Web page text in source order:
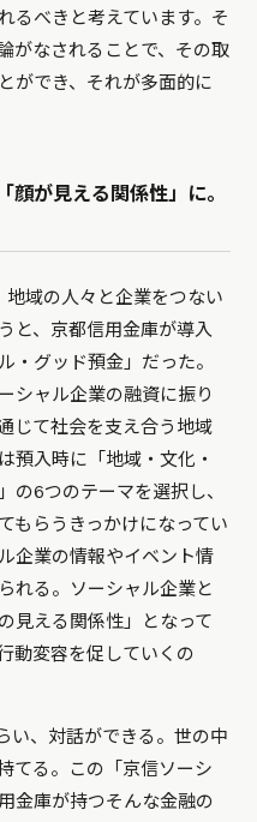
るべきと考えています。そ
がなされることで、その取
ができ、それが多面的に
が見える関係性」に。
地域の人々と企業をつない
と、京都信用金庫が導入
・グッド預金」だった。
シャル企業の融資に振り
じて社会を支え合う地域
預入時に「地域・文化・
の6つのテーマを選択し、
もらうきっかけになってい
企業の情報やイベント情
れる。ソーシャル企業と
見える関係性」となって
動変容を促していくの
い、対話ができる。世の中
てる。この「京信ソーシ
金庫が持つそんな金融の